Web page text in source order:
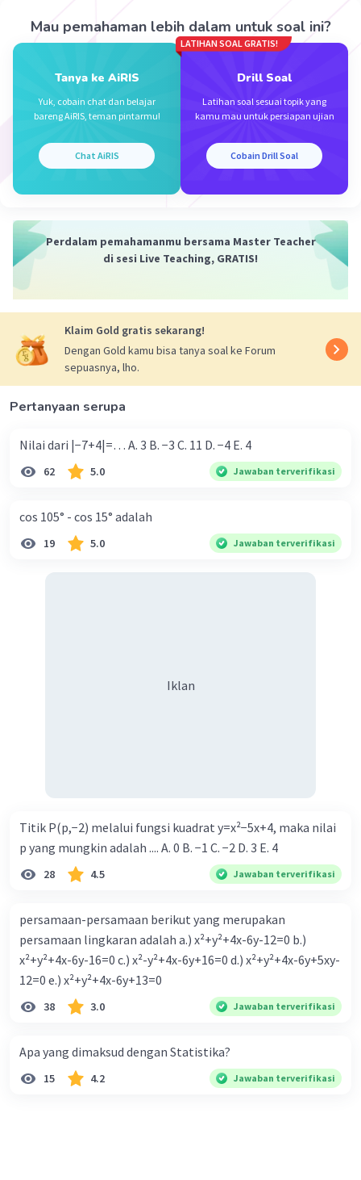
Beri Rating·0.0( Balas
Mau pemahaman lebih dalam untuk soal ini?
Tanya ke AiRIS
Yuk, cobain chat dan belajar
bareng AiRIS, teman pintarmu!
Chat AiRIS
LATIHAN SOAL GRATIS!
Drill Soal
Latihan soal sesuai topik yang
kamu mau untuk persiapan ujian
Cobain Drill Soal
Perdalam pemahamanmu bersama Master Teacher
di sesi Live Teaching, GRATIS!
Klaim Gold gratis sekarang!
Dengan Gold kamu bisa tanya soal ke Forum
sepuasnya, lho.
Pertanyaan serupa
Nilai dari |−7+4|=… A. 3 B. −3 C. 11 D. −4 E. 4
62 5.0 Jawaban terverifikasi
cos 105° - cos 15° adalah
19 5.0 Jawaban terverifikasi
Iklan
Titik P(p,−2) melalui fungsi kuadrat y=x²−5x+4, maka nilai
p yang mungkin adalah .... A. 0 B. −1 C. −2 D. 3 E. 4
28 4.5 Jawaban terverifikasi
persamaan-persamaan berikut yang merupakan
persamaan lingkaran adalah a.) x²+y²+4x-6y-12=0 b.)
x²+y²+4x-6y-16=0 c.) x²-y²+4x-6y+16=0 d.) x²+y²+4x-6y+5xy-
12=0 e.) x²+y²+4x-6y+13=0
38 3.0 Jawaban terverifikasi
Apa yang dimaksud dengan Statistika?
15 4.2 Jawaban terverifikasi